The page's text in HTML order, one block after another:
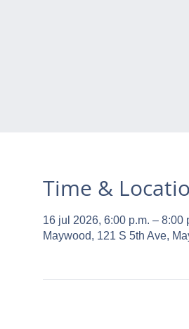
Time &
16 jul 2026, 6:00 p.m. – 8:00
Maywood, 121 S 5th Ave,